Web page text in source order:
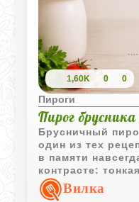
1,60K 0 0
Пироги
Пирог
Брусничный
один из тех
в памяти
контрасте:
основа и
начинка, в
Вилка